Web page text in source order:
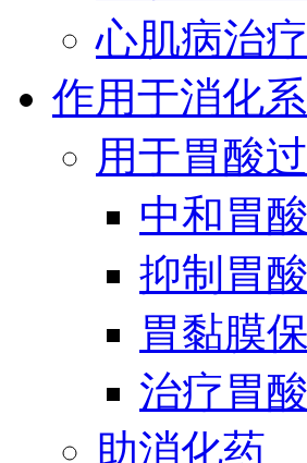
心肌病治
作用于消化
用于胃酸
中和胃
抑制胃
胃黏膜
治疗胃
助消化药